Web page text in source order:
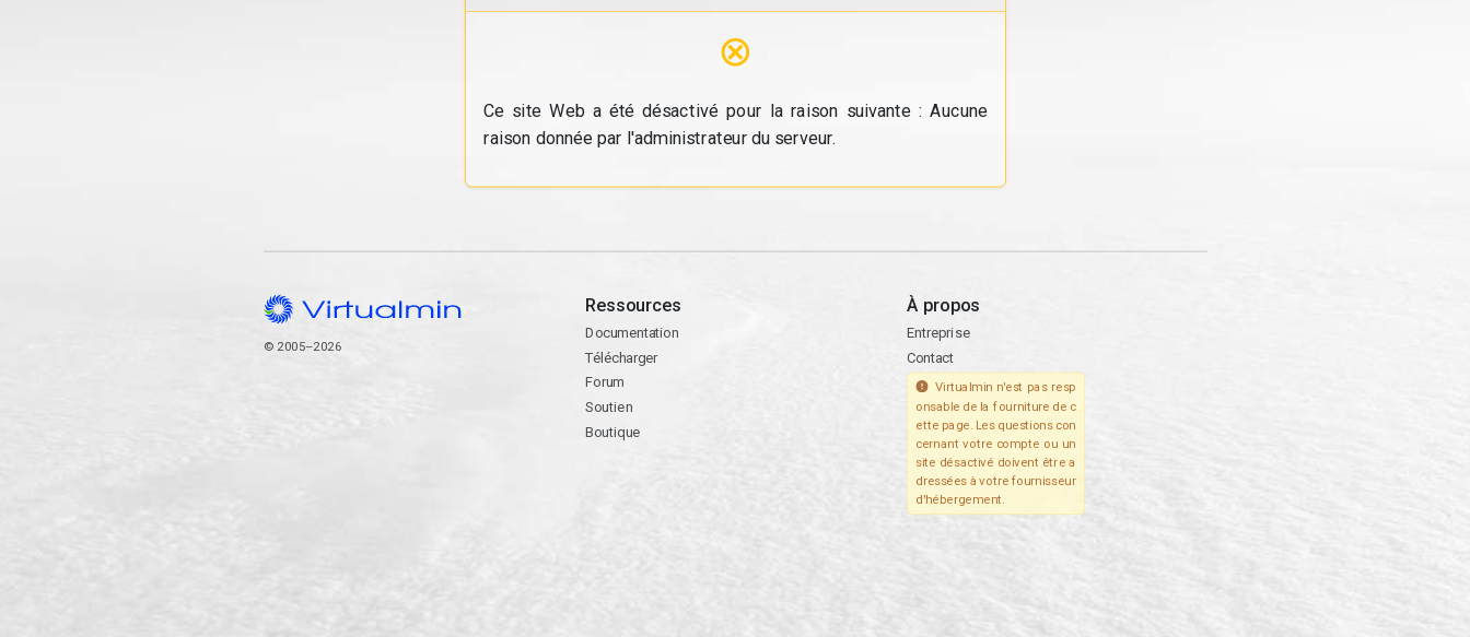
⊗
Ce site Web a été désactivé pour la raison suivante : Aucune
raison donnée par l'administrateur du serveur.
© 2005–2026
Ressources
Documentation
Télécharger
Forum
Soutien
Boutique
À propos
Entreprise
Contact
Virtualmin n'est pas resp
onsable de la fourniture de c
ette page. Les questions con
cernant votre compte ou un
site désactivé doivent être a
dressées à votre fournisseur
d'hébergement.